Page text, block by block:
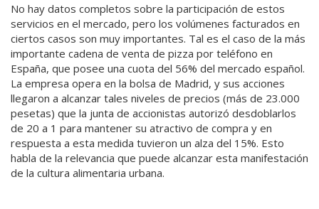
No hay datos completos sobre la participación de estos
servicios en el mercado, pero los volúmenes facturados en
ciertos casos son muy importantes. Tal es el caso de la más
importante cadena de venta de pizza por teléfono en
España, que posee una cuota del 56% del mercado español.
La empresa opera en la bolsa de Madrid, y sus acciones
llegaron a alcanzar tales niveles de precios (más de 23.000
pesetas) que la junta de accionistas autorizó desdoblarlos
de 20 a 1 para mantener su atractivo de compra y en
respuesta a esta medida tuvieron un alza del 15%. Esto
habla de la relevancia que puede alcanzar esta manifestación
de la cultura alimentaria urbana.